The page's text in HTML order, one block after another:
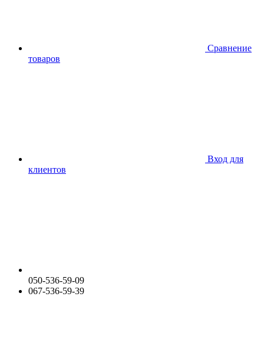
Сравнение
товаров
Вход для
клиентов
050-536-59-09
067-536-59-39